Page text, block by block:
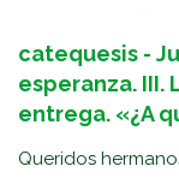
catequesis -
esperanza. III.
entrega. «¿A
Queridos